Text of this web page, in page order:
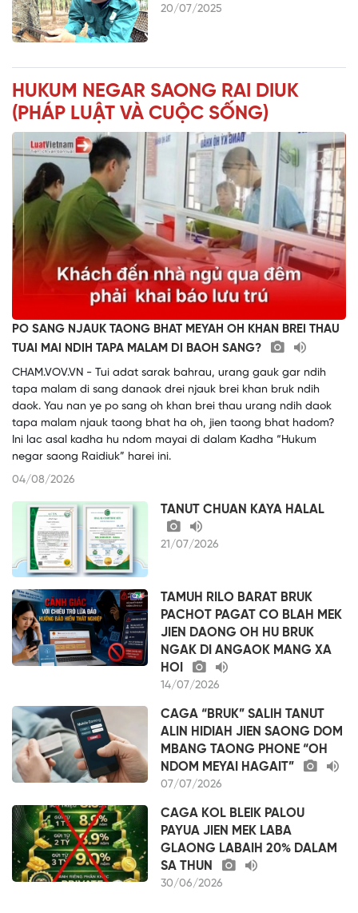
20/07/2025
HUKUM NEGAR SAONG RAI DIUK
(PHÁP LUẬT VÀ CUỘC SỐNG)
PO SANG NJAUK TAONG BHAT MEYAH OH KHAN BREI THAU
TUAI MAI NDIH TAPA MALAM DI BAOH SANG?
CHAM.VOV.VN - Tui adat sarak bahrau, urang gauk gar ndih
tapa malam di sang danaok drei njauk brei khan bruk ndih
daok. Yau nan ye po sang oh khan brei thau urang ndih daok
tapa malam njauk taong bhat ha oh, jien taong bhat hadom?
Ini lac asal kadha hu ndom mayai di dalam Kadha “Hukum
negar saong Raidiuk” harei ini.
04/08/2026
TANUT CHUAN KAYA HALAL
21/07/2026
TAMUH RILO BARAT BRUK
PACHOT PAGAT CO BLAH MEK
JIEN DAONG OH HU BRUK
NGAK DI ANGAOK MANG XA
HOI
14/07/2026
CAGA “BRUK” SALIH TANUT
ALIN HIDIAH JIEN SAONG DOM
MBANG TAONG PHONE “OH
NDOM MEYAI HAGAIT”
07/07/2026
CAGA KOL BLEIK PALOU
PAYUA JIEN MEK LABA
GLAONG LABAIH 20% DALAM
SA THUN
30/06/2026